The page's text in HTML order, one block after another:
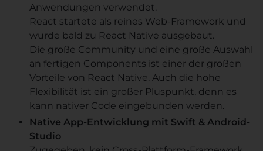
Anwendungen verwendet.
React startete als reines Web-Framework und
wurde bald zu React Native ausgebaut.
Die große Community und eine große Auswahl
an fertigen Components ist einer der großen
Vorteile von React Native. Auch die hohe
Flexibilität ist ein großer Pluspunkt, denn es
kann nativer Code eingebunden werden.
Native App-Entwicklung mit Swift & Android-
Studio